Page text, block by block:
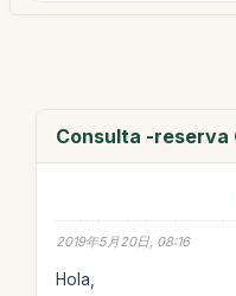
Consulta -reserva
2019年5月20日, 08:16
Hola,